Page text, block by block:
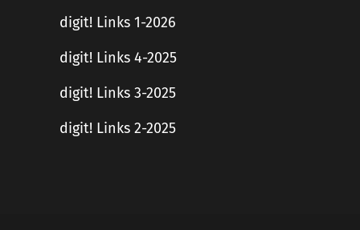
digit! Links 1-2026
digit! Links 4-2025
digit! Links 3-2025
digit! Links 2-2025